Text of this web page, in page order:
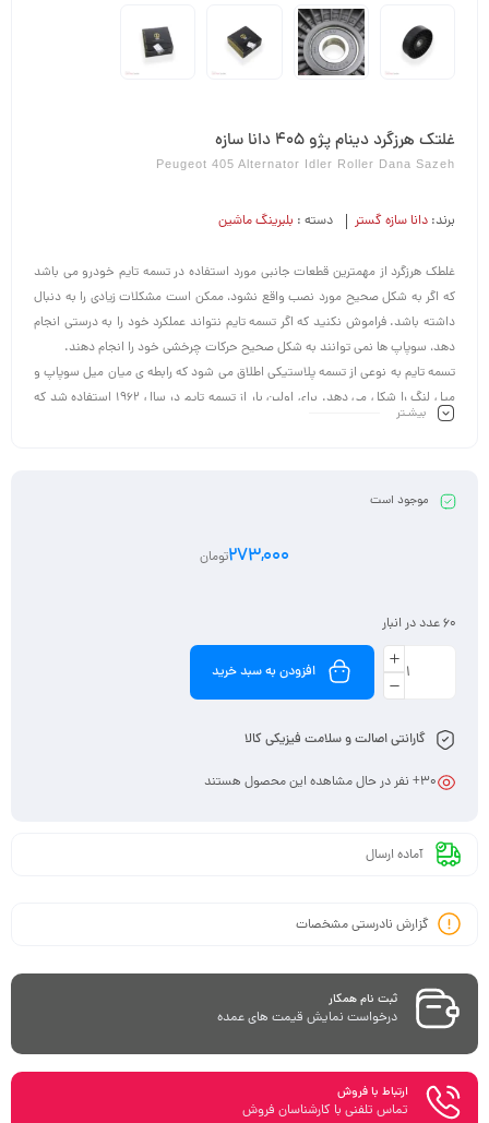
غلتک هرزگرد دینام پژو 405 دانا سازه
Peugeot 405 Alternator Idler Roller Dana Sazeh
برند: دانا سازه گستر دسته : بلبرینگ ماشین
غلطک هرزگرد از مهمترین قطعات جانبی مورد استفاده در تسمه تایم خودرو می باشد
که اگر به شکل صحیح مورد نصب واقع نشود، ممکن است مشکلات زیادی را به دنبال
داشته باشد. فراموش نکنید که اگر تسمه تایم نتواند عملکرد خود را به درستی انجام
دهد، سوپاپ ها نمی توانند به شکل صحیح حرکات چرخشی خود را انجام دهند.
تسمه تایم به نوعی از تسمه پلاستیکی اطلاق می شود که رابطه ی میان میل سوپاپ و
میل لنگ را شکل می دهد. برای اولین بار از تسمه تایم در سال ۱۹۶۲ استفاده شد که
نتیجه ی آن، بهبود عملکرد مربوط به موتور اتومبیل بود. همچنین پارگی تسمه تایم می
بیشـتر
موجود است
273,000تومان
60 عدد در انبار
افزودن به سبد خرید
گارانتی اصالت و سلامت فیزیکی کالا
30+ نفر در حال مشاهده این محصول هستند
آماده ارسال
گزارش نادرستی مشخصات
ثبت نام همکار
درخواست نمایش قیمت های عمده
ارتباط با فروش
تماس تلفنی با کارشناسان فروش